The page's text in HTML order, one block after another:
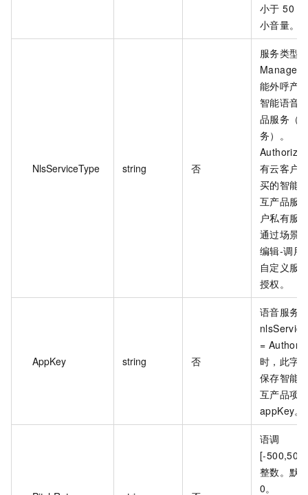
小于 50
小音量。
NlsServiceType string 否
服务类型
Managed
能外呼产
智能语音
品服务（
务）。
有云客户
买的智能
互产品服
户私有服
通过场景
编辑-调用
自定义服
授权。
AppKey string 否
语音服务
=
时，此字
保存智能
互产品项
appKey。
语调
[-
整数。默
0。